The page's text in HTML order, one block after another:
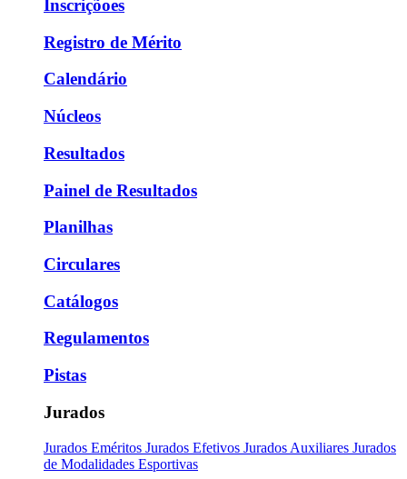
Inscriçõoes
Registro de Mérito
Calendário
Núcleos
Resultados
Painel de Resultados
Planilhas
Circulares
Catálogos
Regulamentos
Pistas
Jurados
Jurados Eméritos Jurados Efetivos Jurados Auxiliares Jurados
de Modalidades Esportivas